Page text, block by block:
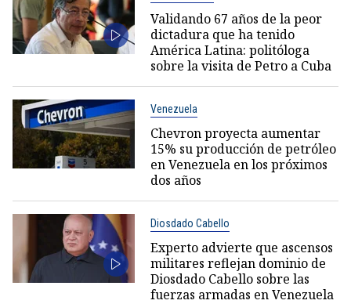
Validando 67 años de la peor
dictadura que ha tenido
América Latina: politóloga
sobre la visita de Petro a Cuba
Venezuela
Chevron proyecta aumentar
15% su producción de petróleo
en Venezuela en los próximos
dos años
Diosdado Cabello
Experto advierte que ascensos
militares reflejan dominio de
Diosdado Cabello sobre las
fuerzas armadas en Venezuela